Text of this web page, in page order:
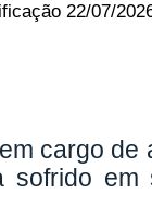
22/07/
cargo
sofrido